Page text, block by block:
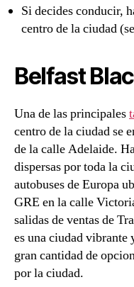
Si decides conducir,
centro de la ciudad
Belfast
Una de las principales
centro de la ciudad se
de la calle Adelaide.
dispersas por toda la
autobuses de Europa
GRE en la calle
salidas de ventas de
es una ciudad
gran cantidad de
por la ciudad.